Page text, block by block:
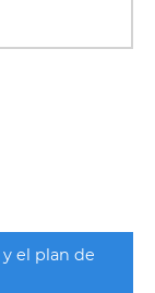
el plan de